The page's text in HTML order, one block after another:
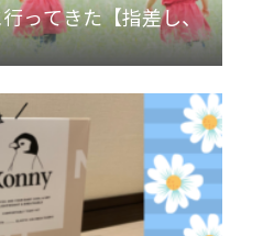
ってきた【指差し、